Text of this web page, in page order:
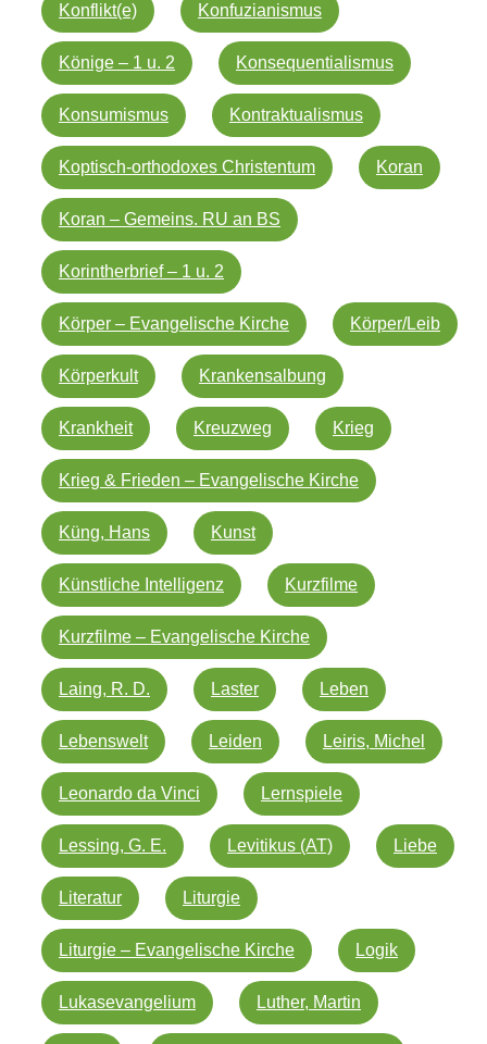
Konflikt(e) Konfuzianismus
Könige – 1 u. 2 Konsequentialismus
Konsumismus Kontraktualismus
Koptisch-orthodoxes Christentum Koran
Koran – Gemeins. RU an BS
Korintherbrief – 1 u. 2
Körper – Evangelische Kirche Körper/Leib
Körperkult Krankensalbung
Krankheit Kreuzweg Krieg
Krieg & Frieden – Evangelische Kirche
Küng, Hans Kunst
Künstliche Intelligenz Kurzfilme
Kurzfilme – Evangelische Kirche
Laing, R. D. Laster Leben
Lebenswelt Leiden Leiris, Michel
Leonardo da Vinci Lernspiele
Lessing, G. E. Levitikus (AT) Liebe
Literatur Liturgie
Liturgie – Evangelische Kirche Logik
Lukasevangelium Luther, Martin